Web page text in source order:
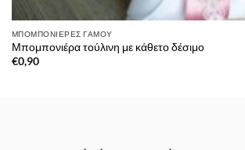
ΜΠΟΜΠΟΝΙΈΡΕΣ ΓΆΜΟΥ
Μπομπονιέρα τούλινη με κάθετο δέσιμο
€0,90